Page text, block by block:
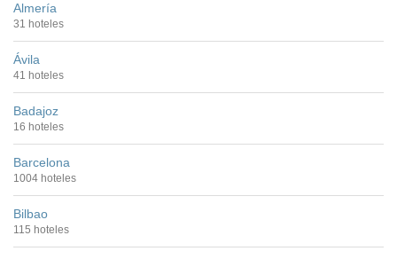
Almería
31 hoteles
Ávila
41 hoteles
Badajoz
16 hoteles
Barcelona
1004 hoteles
Bilbao
115 hoteles